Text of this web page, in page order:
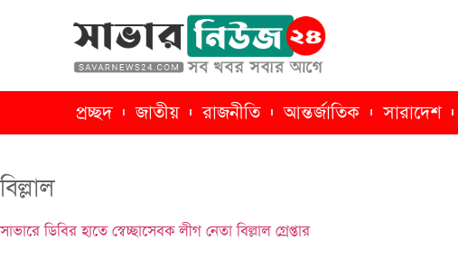
প্রচ্ছদ জাতীয় রাজনীতি আন্তর্জাতিক সারাদেশ
বিল্লাল
সাভারে ডিবির হাতে স্বেচ্ছাসেবক লীগ নেতা বিল্লাল গ্রেপ্তার